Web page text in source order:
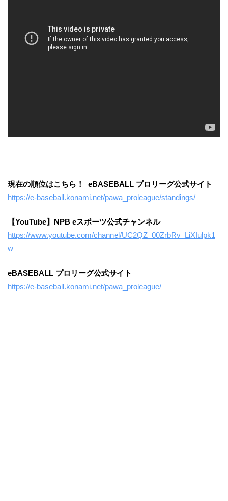
現在の順位はこちら！ eBASEBALL プロリーグ公式サイト
https://e-baseball.konami.net/pawa_proleague/standings/
【YouTube】NPB eスポーツ公式チャンネル
https://www.youtube.com/channel/UC2QZ_00ZrbRv_LiXIulpk1
w
eBASEBALL プロリーグ公式サイト
https://e-baseball.konami.net/pawa_proleague/